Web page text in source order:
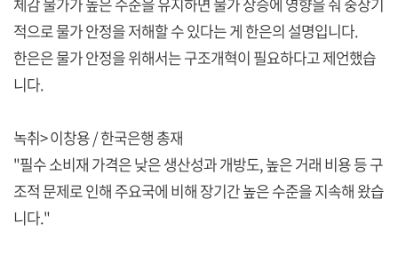
적으로 물가 안정을 저해할 수 있다는 게 한은의 설명입니다.
한은은 물가 안정을 위해서는 구조개혁이 필요하다고 제언했습
니다.
녹취> 이창용 / 한국은행 총재
"필수 소비재 가격은 낮은 생산성과 개방도, 높은 거래 비용 등 구
조적 문제로 인해 주요국에 비해 장기간 높은 수준을 지속해 왔습
니다."